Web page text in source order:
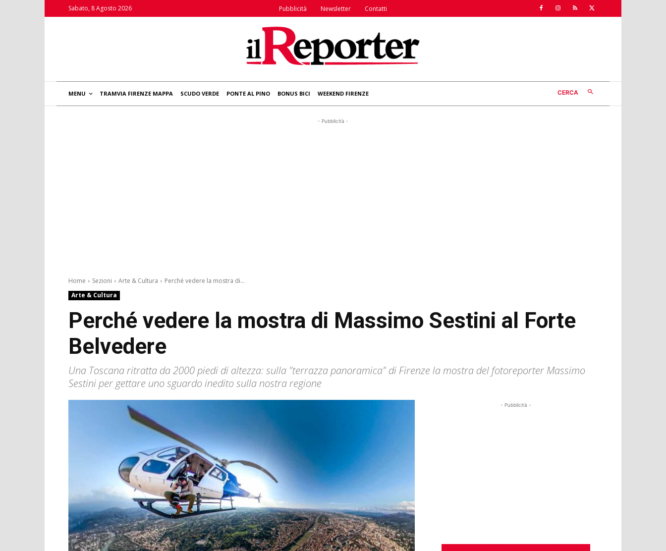
Sabato, 8 Agosto 2026 Pubblicità Newsletter Contatti
MENU TRAMVIA FIRENZE MAPPA SCUDO VERDE PONTE AL PINO BONUS BICI WEEKEND FIRENZE CERCA
- Pubblicità -
Home Sezioni Arte & Cultura
Perché vedere la mostra di...
Arte & Cultura
Perché vedere la mostra di Massimo Sestini al Forte
Belvedere
Una Toscana ritratta da 2000 piedi di altezza: sulla "terrazza panoramica" di Firenze la mostra del fotoreporter Massimo
Sestini per gettare uno sguardo inedito sulla nostra regione
- Pubblicità -